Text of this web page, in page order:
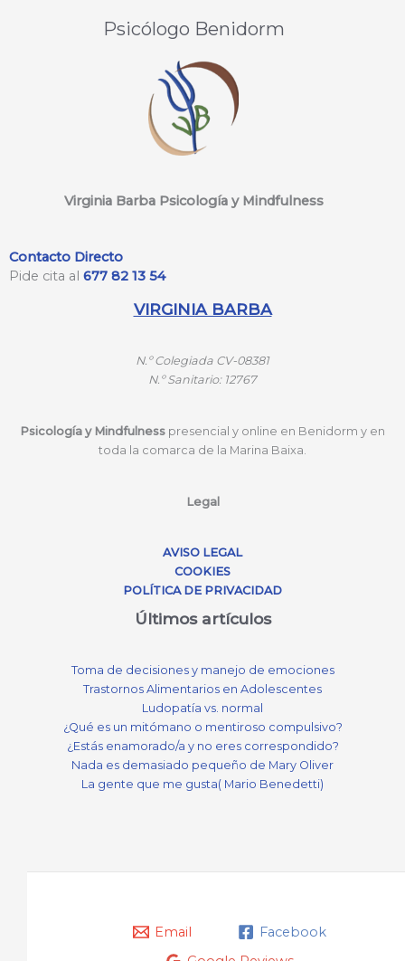
Psicólogo Benidorm
Virginia Barba Psicología y Mindfulness
Contacto Directo
Pide cita al 677 82 13 54
VIRGINIA BARBA
N.º Colegiada CV-08381
N.ºSanitario: 12767
Psicología y Mindfulness presencial y online en Benidorm y en
toda la comarca de la Marina Baixa.
Legal
AVISO LEGAL
COOKIES
POLÍTICA DE PRIVACIDAD
Últimos artículos
Toma de decisiones y manejo de emociones
Trastornos Alimentarios en Adolescentes
Ludopatía vs. normal
¿Qué es un mitómano o mentiroso compulsivo?
¿Estás enamorado/a y no eres correspondido?
Nada es demasiado pequeño de Mary Oliver
La gente que me gusta( Mario Benedetti)
Email
Facebook